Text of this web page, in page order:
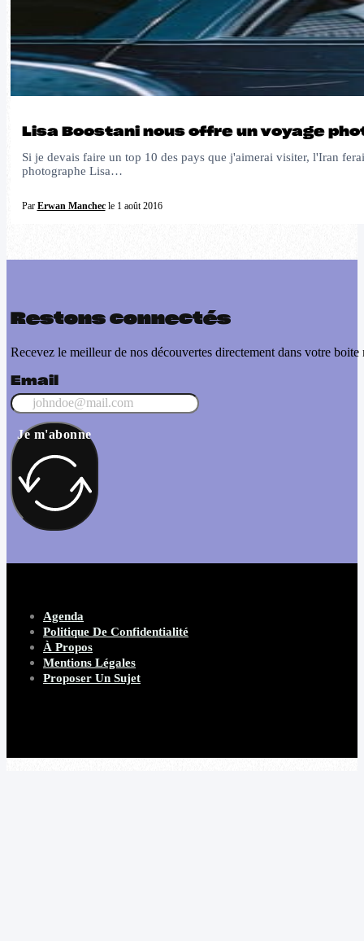
Lisa Boostani nous offre un voyage
Si je devais faire un top 10 des pays que j'aimerai visiter, l'Iran
photographe Lisa…
Par Erwan Manchecle 1 août 2016
Restons connectés
Recevez le meilleur de nos découvertes directement dans votre boite
Email
Je m'abonne
Agenda
Politique De Confidentialité
À Propos
Mentions Légales
Proposer Un Sujet